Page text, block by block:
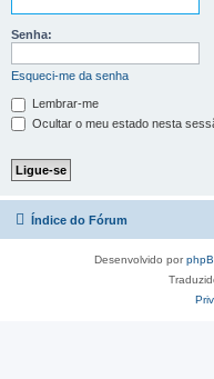
Senha:
Esqueci-me da senha
Lembrar-me
Ocultar o meu estado nesta
Índice do Fórum
Desenvolvido por